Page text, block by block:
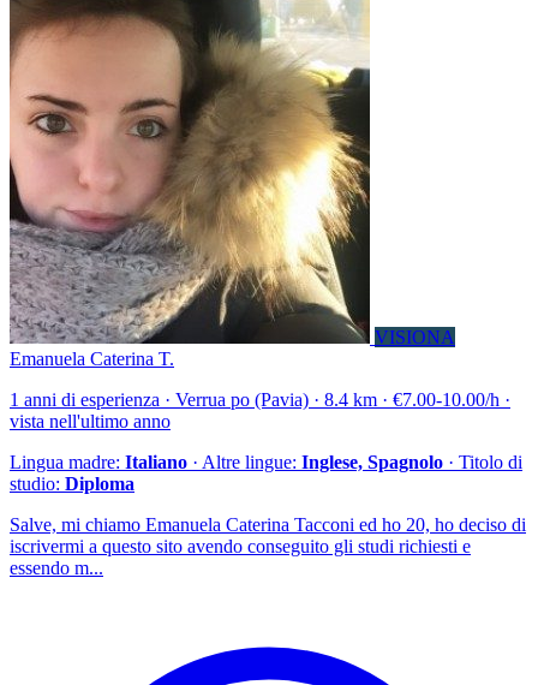
VISIONA
Emanuela Caterina T.
1 anni di esperienza · Verrua po (Pavia) · 8.4 km · €7.00-10.00/h ·
vista nell'ultimo anno
Lingua madre: Italiano · Altre lingue: Inglese, Spagnolo · Titolo di
studio: Diploma
Salve, mi chiamo Emanuela Caterina Tacconi ed ho 20, ho deciso di
iscrivermi a questo sito avendo conseguito gli studi richiesti e
essendo m...